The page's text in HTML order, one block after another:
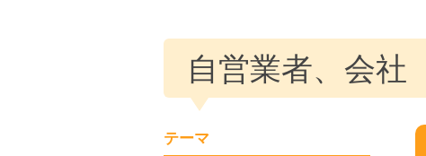
自営業者、会社
テーマ